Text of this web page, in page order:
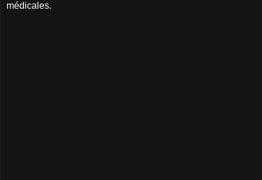
médicales.